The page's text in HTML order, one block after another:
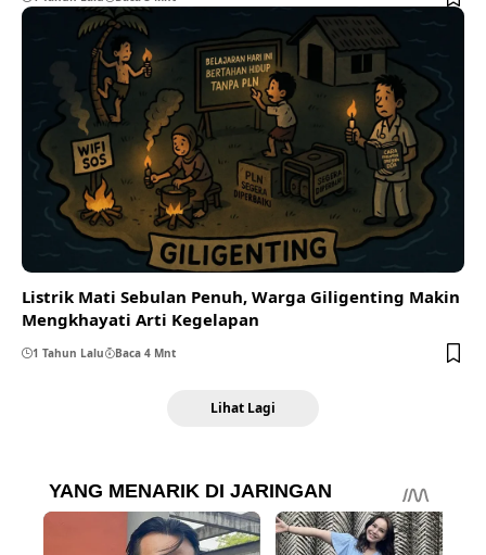
Listrik Mati Sebulan Penuh, Warga Giligenting Makin
Mengkhayati Arti Kegelapan
1 Tahun Lalu Baca 4 Mnt
Lihat Lagi